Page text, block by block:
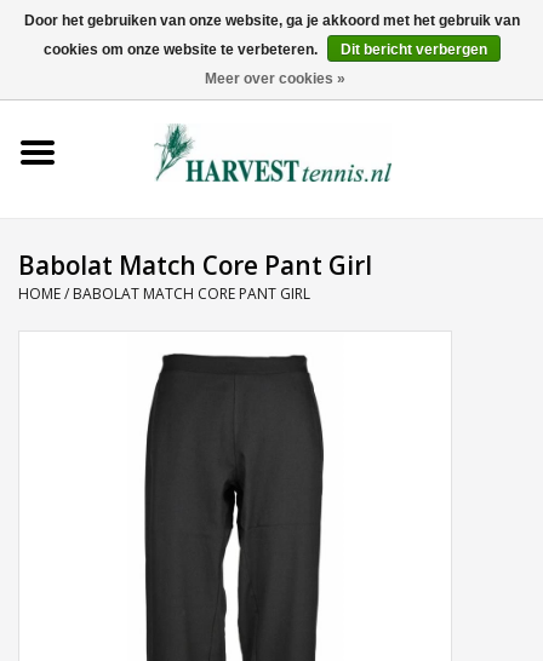
0 Artikelen - €0,00
Tenniskleding
Babolat Match Core Pant Girl
HOME/ BABOLAT MATCH CORE PANT GIRL
Door het gebruiken van onze website, ga je akkoord met het gebruik van
cookies om onze website te verbeteren.
Dit bericht verbergen
Meer over cookies »